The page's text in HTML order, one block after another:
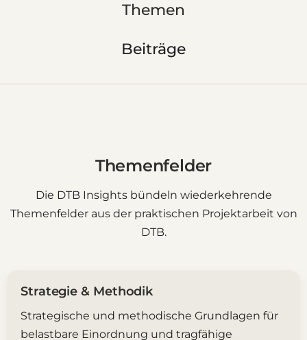
Themen
Beiträge
Themenfelder
Die DTB Insights bündeln wiederkehrende
Themenfelder aus der praktischen Projektarbeit von
DTB.
Strategie & Methodik
Strategische und methodische Grundlagen für
belastbare Einordnung und tragfähige